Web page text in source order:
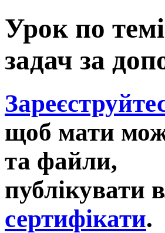
Урок по
задач за
щоб мати
та файли,
публікувати
сертифікати.